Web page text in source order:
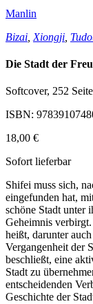
Manlin
Bizai Xiongji
Die Stadt der
Softcover, 252
ISBN:
18,00 €
Sofort lieferbar
Shifei muss sich,
eingefunden hat,
schöne Stadt unter
Geheimnis
heißt, darunter
Vergangenheit der
beschließt, eine
Stadt zu
entscheidenden
Geschichte der